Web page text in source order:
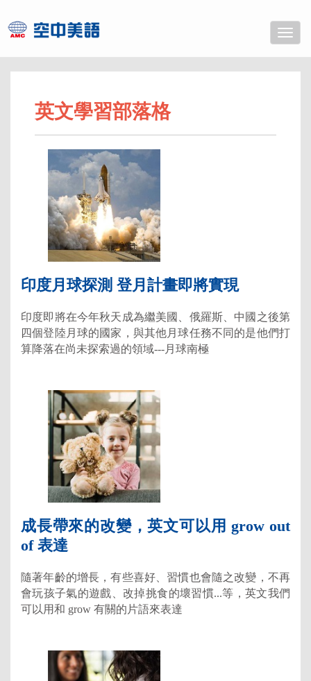
Toggle
英文學習部落格
印度月球探測 登月計畫即將實現
印度即將在今年秋天成為繼美國、俄羅斯、中國之後第
四個登陸月球的國家，與其他月球任務不同的是他們打
算降落在尚未探索過的領域---月球南極
成長帶來的改變，英文可以用 grow out
of 表達
隨著年齡的增長，有些喜好、習慣也會隨之改變，不再
會玩孩子氣的遊戲、改掉挑食的壞習慣...等，英文我們
可以用和 grow 有關的片語來表達